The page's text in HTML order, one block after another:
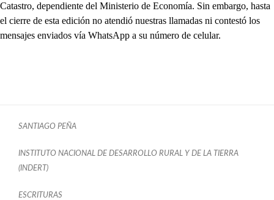
Catastro, dependiente del Ministerio de Economía. Sin embargo, hasta
el cierre de esta edición no atendió nuestras llamadas ni contestó los
mensajes enviados vía WhatsApp a su número de celular.
SANTIAGO PEÑA
INSTITUTO NACIONAL DE DESARROLLO RURAL Y DE LA TIERRA
(INDERT)
ESCRITURAS